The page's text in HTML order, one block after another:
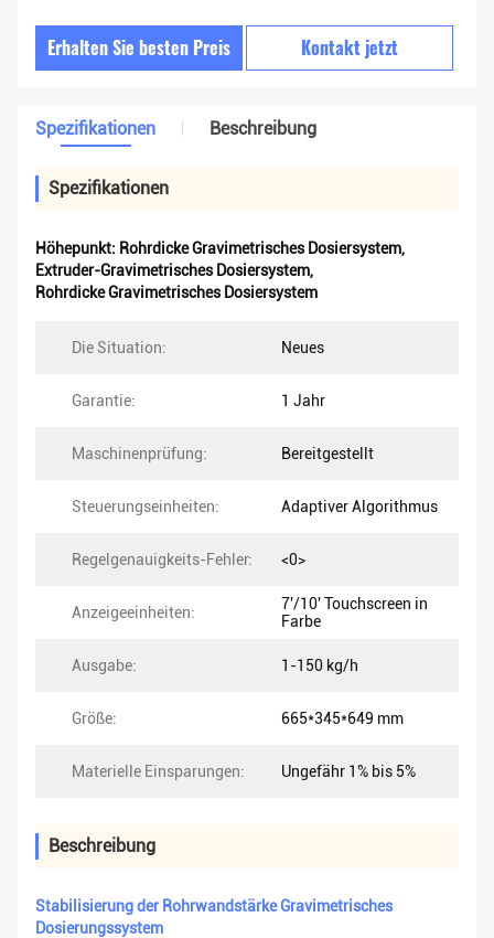
Erhalten Sie besten Preis Kontakt jetzt
Spezifikationen Beschreibung
Spezifikationen
Höhepunkt: Rohrdicke Gravimetrisches Dosiersystem,
Extruder-Gravimetrisches Dosiersystem,
Rohrdicke Gravimetrisches Dosiersystem
Die Situation: Neues
Garantie: 1 Jahr
Maschinenprüfung: Bereitgestellt
Steuerungseinheiten: Adaptiver Algorithmus
Regelgenauigkeits-Fehler: <0>
Anzeigeeinheiten:
7'/10' Touchscreen in
Farbe
Ausgabe: 1-150 kg/h
Größe: 665*345*649 mm
Materielle Einsparungen: Ungefähr 1% bis 5%
Beschreibung
Stabilisierung der Rohrwandstärke Gravimetrisches
Dosierungssystem